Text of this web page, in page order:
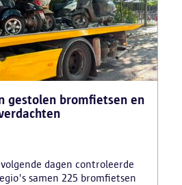
gestolen bromfietsen en
dagen controleerde
samen 225 bromfietsen